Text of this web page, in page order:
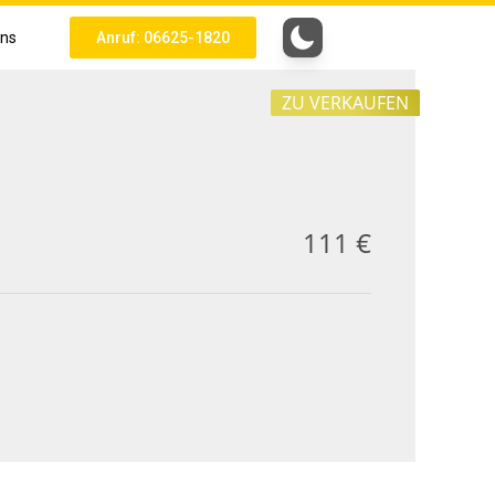
Anruf: 06625-1820
ZU VERKAUFEN
111 €